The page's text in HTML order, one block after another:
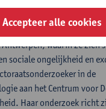
een Bachelor en Master
waarin ze zich
sociale ongelijkheid en
in de
aan het Centrum voor
Haar onderzoek richt
Accepteer alle cookies